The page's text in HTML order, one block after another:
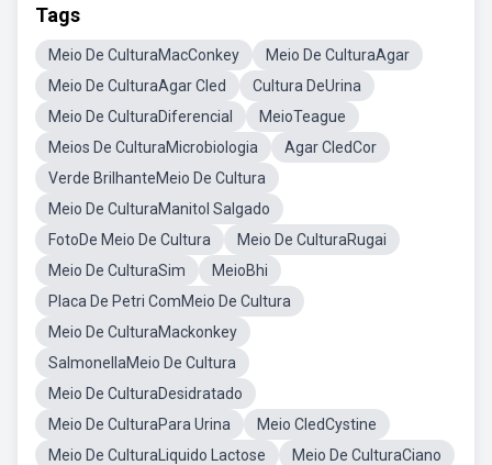
Tags
Meio De CulturaMacConkey
Meio De CulturaAgar
Meio De CulturaAgar Cled
Cultura DeUrina
Meio De CulturaDiferencial
MeioTeague
Meios De CulturaMicrobiologia
Agar CledCor
Verde BrilhanteMeio De Cultura
Meio De CulturaManitol Salgado
FotoDe Meio De Cultura
Meio De CulturaRugai
Meio De CulturaSim
MeioBhi
Placa De Petri ComMeio De Cultura
Meio De CulturaMackonkey
SalmonellaMeio De Cultura
Meio De CulturaDesidratado
Meio De CulturaPara Urina
Meio CledCystine
Meio De CulturaLiquido Lactose
Meio De CulturaCiano